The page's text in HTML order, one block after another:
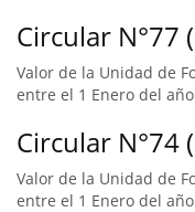
Circular N°77
Valor de la Unidad de
entre el 1 Enero del
Circular N°74
Valor de la Unidad de
entre el 1 Enero del